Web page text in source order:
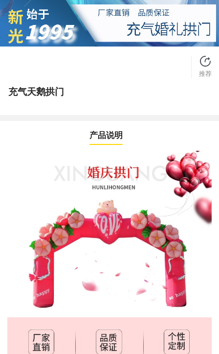
推荐
充气天鹅拱门
产品说明